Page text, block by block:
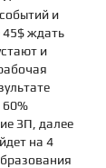
и
45$ ждать
и
60%
ЗП, далее
на 4